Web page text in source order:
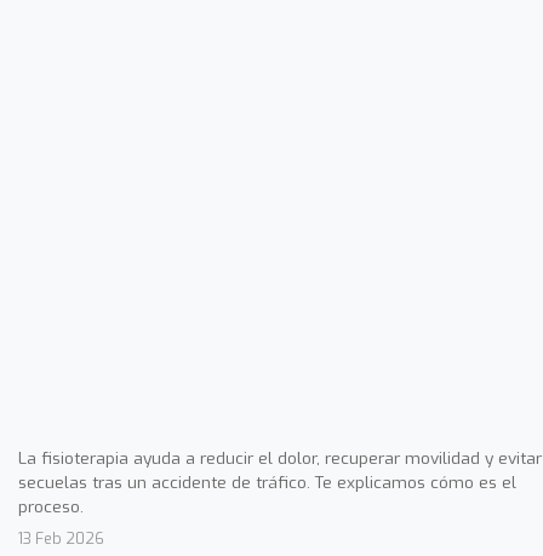
La fisioterapia ayuda a reducir el dolor, recuperar movilidad y evitar
secuelas tras un accidente de tráfico. Te explicamos cómo es el
proceso.
13 Feb 2026